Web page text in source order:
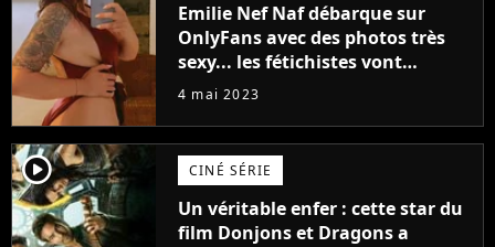
Emilie Nef Naf débarque sur
OnlyFans avec des photos très
sexy... les fétichistes vont
prendre leur pied !
4 mai 2023
player2 CINÉ SÉRIE
Un véritable enfer : cette star du
film Donjons et Dragons a